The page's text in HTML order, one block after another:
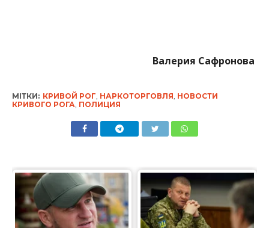
Валерия Сафронова
МІТКИ: КРИВОЙ РОГ НАРКОТОРГОВЛЯ НОВОСТИ
КРИВОГО РОГА ПОЛИЦИЯ